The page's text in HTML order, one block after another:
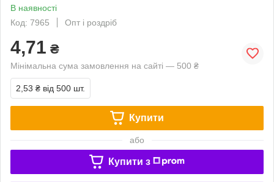
В наявності
Код: 7965
Опт і роздріб
4,71 ₴
Мінімальна сума замовлення на сайті — 500 ₴
2,53 ₴ від 500 шт.
Купити
або
Купити з